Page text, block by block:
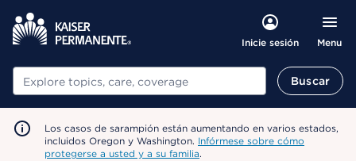
Inicie sesión Menu
Buscar Buscar
Los casos de sarampión están aumentando en varios estados,
incluidos Oregon y Washington. Infórmese sobre cómo
protegerse a usted y a su familia.